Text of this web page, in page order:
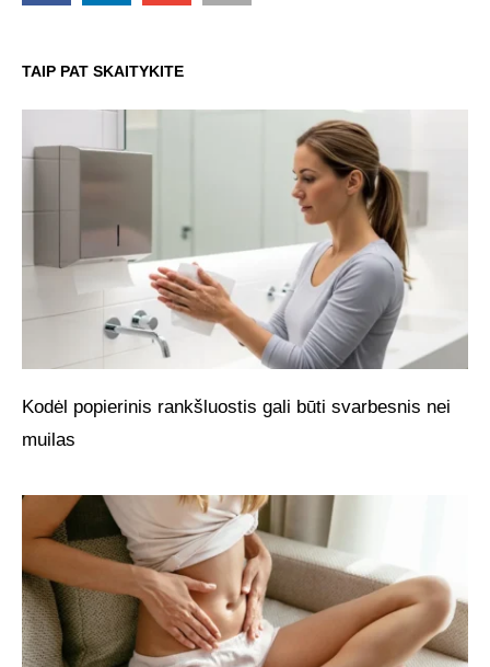
TAIP PAT SKAITYKITE
Kodėl popierinis rankšluostis gali būti svarbesnis nei
muilas